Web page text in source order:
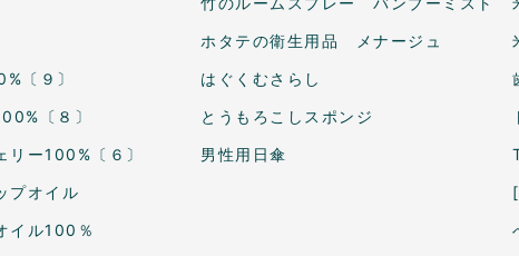
〔９〕
〔８〕
リー100%〔６〕
プオイル
イル100％
ホタテの衛生用品 メナージュ
はぐくむさらし
とうもろこしスポンジ
男性用日傘